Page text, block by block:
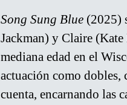
Song Sung Blue (2025)
Jackman) y Claire
mediana edad en el
actuación como dobles,
cuenta, encarnando las